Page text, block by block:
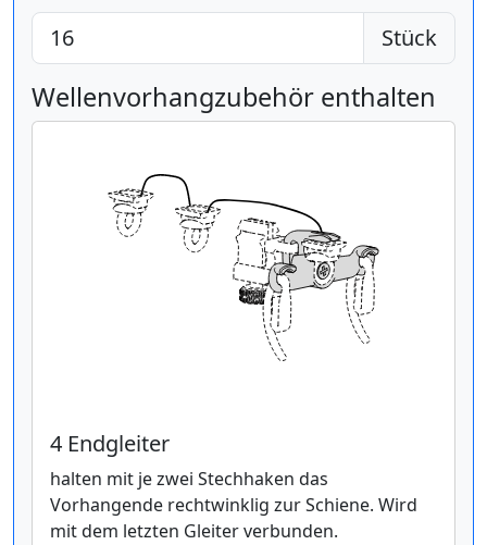
Stück
Wellenvorhangzubehör enthalten
4 Endgleiter
halten mit je zwei Stechhaken das
Vorhangende rechtwinklig zur Schiene. Wird
mit dem letzten Gleiter verbunden.